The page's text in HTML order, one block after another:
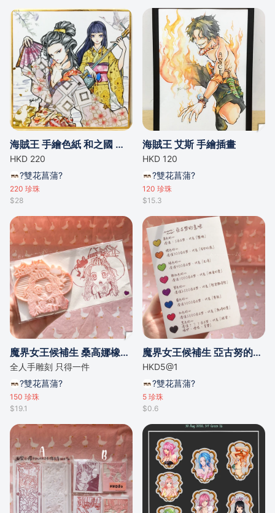
海賊王 手繪色紙 和之國 以藏 小菊
HKD 220
?雙花菖蒲?
220 珍珠
$28
海賊王 艾斯 手繪插畫
HKD 120
?雙花菖蒲?
120 珍珠
$15.3
魔界女王候補生 桑高娜橡皮章
全人手雕刻 只得一件
?雙花菖蒲?
150 珍珠
$19.1
魔界女王候補生 亞古努的意味明信片
HKD5@1
?雙花菖蒲?
5 珍珠
$0.6